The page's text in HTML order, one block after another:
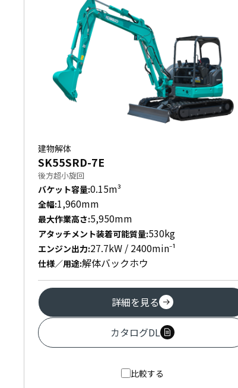
建物解体
SK55SRD-7E
後方超小旋回
バケット容量:0.15m³
全幅:1,960mm
最大作業高さ:5,950mm
アタッチメント装着可能質量:530kg
エンジン出力:27.7kW / 2400min⁻¹
仕様／用途:解体バックホウ
詳細を見る
カタログDL
比較する